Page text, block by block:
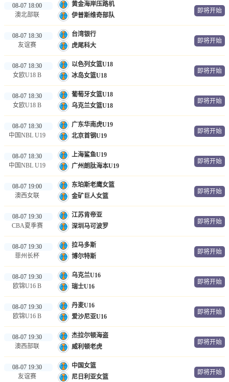
08-07 18:00
澳北部联
黄金海岸压路机
伊普斯维奇部队
即将开始
08-07 18:30
友谊赛
台湾银行
虎尾科大
即将开始
08-07 18:30
女欧U18 B
以色列女篮U18
冰岛女篮U18
即将开始
08-07 18:30
女欧U18 B
葡萄牙女篮U18
乌克兰女篮U18
即将开始
08-07 18:30
中国NBL U19
广东华南虎U19
北京首钢U19
即将开始
08-07 18:30
中国NBL U19
上海鲨鱼U19
广州朗肽海本U19
即将开始
08-07 19:00
澳西女联
东珀斯老鹰女篮
金矿巨人女篮
即将开始
08-07 19:30
CBA夏季赛
江苏肯帝亚
深圳马可波罗
即将开始
08-07 19:30
菲州长杯
拉马多斯
博尔特斯
即将开始
08-07 19:30
欧锦U16 B
乌克兰U16
瑞士U16
即将开始
08-07 19:30
欧锦U16 B
丹麦U16
爱沙尼亚U16
即将开始
08-07 19:30
澳西部联
杰拉尔顿海盗
威利顿老虎
即将开始
08-07 19:30
友谊赛
中国女篮
尼日利亚女篮
即将开始